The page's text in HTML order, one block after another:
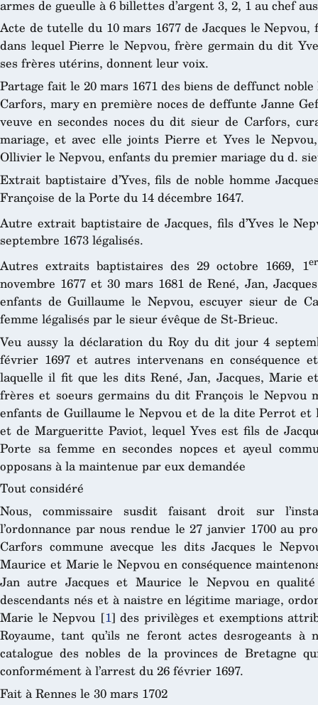
armes de gueulle à 6 billettes d’argent 3, 2, 1 au chef
Acte de tutelle du 10 mars 1677 de Jacques le
dans lequel Pierre le Nepvou, frère germain du dit
ses frères utérins, donnent leur voix.
Partage fait le 20 mars 1671 des biens de deffunct
Carfors, mary en première noces de deffunte Janne
veuve en secondes noces du dit sieur de Carfors,
mariage, et avec elle joints Pierre et Yves le
Ollivier le Nepvou, enfants du premier mariage du d.
Extrait baptistaire d’Yves, fils de noble homme
Françoise de la Porte du 14 décembre 1647.
Autre extrait baptistaire de Jacques, fils d’Yves le
septembre 1673 légalisés.
Autres extraits baptistaires des 29 octobre 1669, 1er
novembre 1677 et 30 mars 1681 de René, Jan,
enfants de Guillaume le Nepvou, escuyer sieur de
femme légalisés par le sieur évêque de St-Brieuc.
Veu aussy la déclaration du Roy du dit jour 4
février 1697 et autres intervenans en conséquence
laquelle il fit que les dits René, Jan, Jacques, Marie
frères et soeurs germains du dit François le Nepvou
enfants de Guillaume le Nepvou et de la dite Perrot et
et de Margueritte Paviot, lequel Yves est fils de
Porte sa femme en secondes nopces et ayeul
opposans à la maintenue par eux demandée
Tout considéré
Nous, commissaire susdit faisant droit sur
l’ordonnance par nous rendue le 27 janvier 1700 au
Carfors commune avecque les dits Jacques le
Maurice et Marie le Nepvou en conséquence
Jan autre Jacques et Maurice le Nepvou en
descendants nés et à naistre en légitime mariage,
Marie le Nepvou [1] des privilèges et exemptions
Royaume, tant qu’ils ne feront actes desrogeants
catalogue des nobles de la provinces de Bretagne
conformément à l’arrest du 26 février 1697.
Fait à Rennes le 30 mars 1702